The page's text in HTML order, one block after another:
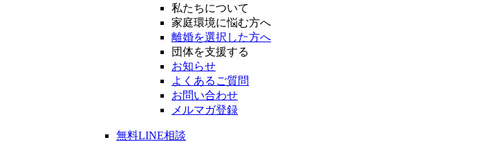
私たちについて
家庭環境に悩む方へ
離婚を選択した方へ
団体を支援する
お知らせ
よくあるご質問
お問い合わせ
メルマガ登録
無料LINE相談